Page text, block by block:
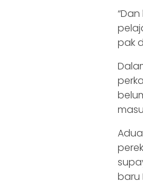
pak
baru